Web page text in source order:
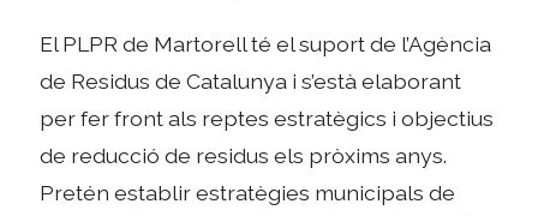
El PLPR de Martorell té el suport de l’Agència
de Residus de Catalunya i s’està elaborant
per fer front als reptes estratègics i objectius
de reducció de residus els pròxims anys.
Pretén establir estratègies municipals de